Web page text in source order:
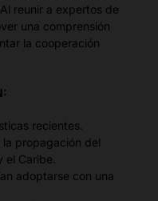
reunir a expertos de
una comprensión
la cooperación
recientes.
propagación del
Caribe.
adoptarse con una